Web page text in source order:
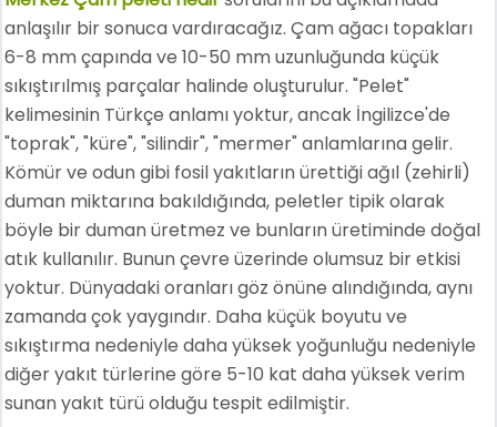
anlaşılır bir sonuca vardıracağız. Çam ağacı topakları
6-8 mm çapında ve 10-50 mm uzunluğunda küçük
sıkıştırılmış parçalar halinde oluşturulur. "Pelet"
kelimesinin Türkçe anlamı yoktur, ancak İngilizce'de
"toprak", "küre", "silindir", "mermer" anlamlarına gelir.
Kömür ve odun gibi fosil yakıtların ürettiği ağıl (zehirli)
duman miktarına bakıldığında, peletler tipik olarak
böyle bir duman üretmez ve bunların üretiminde doğal
atık kullanılır. Bunun çevre üzerinde olumsuz bir etkisi
yoktur. Dünyadaki oranları göz önüne alındığında, aynı
zamanda çok yaygındır. Daha küçük boyutu ve
sıkıştırma nedeniyle daha yüksek yoğunluğu nedeniyle
diğer yakıt türlerine göre 5-10 kat daha yüksek verim
sunan yakıt türü olduğu tespit edilmiştir.